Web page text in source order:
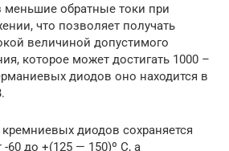
обратные токи при
что позволяет получать
величиной допустимого
которое может достигать 1000 –
диодов оно находится в
диодов сохраняется
-60 до +(125 — 150)º С, а